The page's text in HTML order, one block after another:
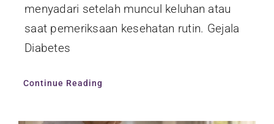
menyadari setelah muncul keluhan atau
saat pemeriksaan kesehatan rutin. Gejala
Diabetes
Continue Reading